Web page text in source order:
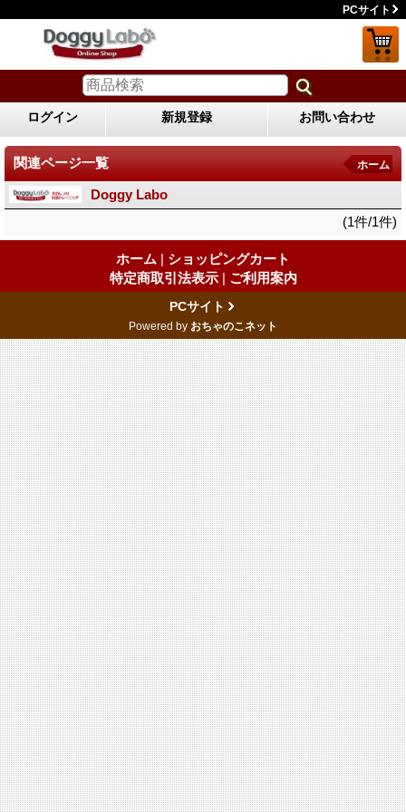
PCサイト
ログイン 新規登録 お問い合わせ
関連ページ一覧 ホーム
Doggy Labo
(1件/1件)
ホーム | ショッピングカート
特定商取引法表示 | ご利用案内
PCサイト
Powered by おちゃのこネット